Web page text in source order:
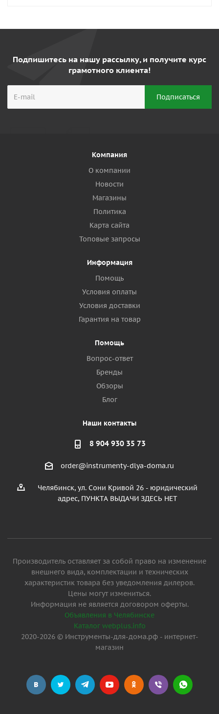
Подпишитесь на нашу рассылку, и получите курс
грамотного клиента!
Компания
О компании
Новости
Магазины
Политика
Карта сайта
Топовые запросы
Информация
Помощь
Условия оплаты
Условия доставки
Гарантия на товар
Помощь
Вопрос-ответ
Бренды
Обзоры
Блог
Наши контакты
8 904 930 35 73
order@instrumenty-dlya-doma.ru
Челябинск, ул. Сони Кривой 26 - юридический
адрес, ПУНКТА ВЫДАЧИ ЗДЕСЬ НЕТ
Производитель оставляет за собой право на изменение
внешнего вида, комплектации и технических
характеристик товара без уведомления дилеров.
Цены могут измениться.
Информация не является договором оферты.
Объявления в Челябинске
Каталог webplus.info
2020-2026 © Инструменты-для-дома.рф - интернет-
магазин